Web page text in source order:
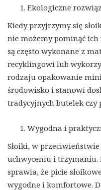
Ekologiczne
Kiedy przyjrzymy się
nie możemy pominąć
są często wykonane z
recyklingowi lub
rodzaju opakowanie
środowisko i stanowi
tradycyjnych butelek czy
Wygodna i
Słoiki, w
uchwyceniu i trzymaniu.
sprawia, że picie
wygodne i komfortowe.